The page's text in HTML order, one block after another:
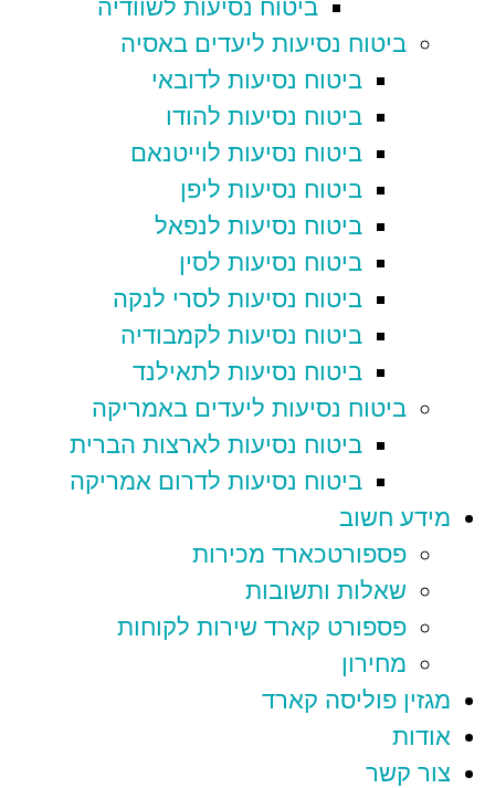
ביטוח נסיעות לשוודיה
ביטוח נסיעות ליעדים באסיה
ביטוח נסיעות לדובאי
ביטוח נסיעות להודו
ביטוח נסיעות לוייטנאם
ביטוח נסיעות ליפן
ביטוח נסיעות לנפאל
ביטוח נסיעות לסין
ביטוח נסיעות לסרי לנקה
ביטוח נסיעות לקמבודיה
ביטוח נסיעות לתאילנד
ביטוח נסיעות ליעדים באמריקה
ביטוח נסיעות לארצות הברית
ביטוח נסיעות לדרום אמריקה
מידע חשוב
פספורטכארד מכירות
שאלות ותשובות
פספורט קארד שירות לקוחות
מחירון
מגזין פוליסה קארד
אודות
צור קשר